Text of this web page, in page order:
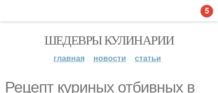
ШЕДЕВРЫ КУЛИНАРИИ
главная новости статьи
Рецепт куриных отбивных в
5